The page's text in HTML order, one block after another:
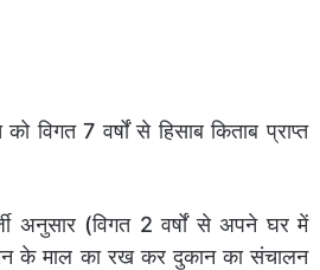
को विगत 7 वर्षों से हिसाब किताब प्राप्त
अनुसार (विगत 2 वर्षों से अपने घर में
के माल का रख कर दुकान का संचालन